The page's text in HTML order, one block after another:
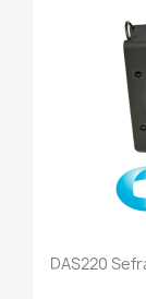
DAS220